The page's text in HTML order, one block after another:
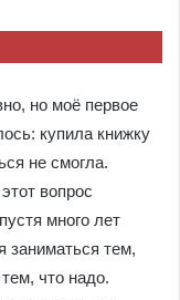
но моё первое
купила книжку
не смогла.
вопрос
много лет
заниматься тем,
что надо.